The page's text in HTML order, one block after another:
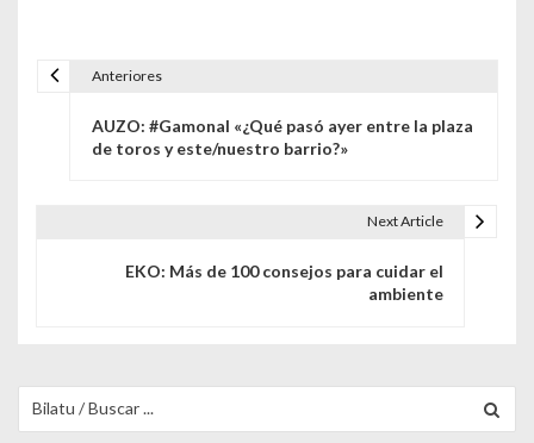
Anteriores
AUZO: #Gamonal «¿Qué pasó ayer entre la plaza
de toros y este/nuestro barrio?»
Next Article
EKO: Más de 100 consejos para cuidar el
ambiente